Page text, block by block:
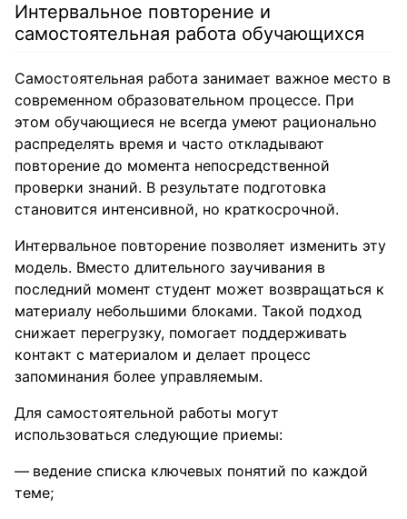
Интервальное повторение и
самостоятельная работа обучающихся
Самостоятельная работа занимает важное место в
современном образовательном процессе. При
этом обучающиеся не всегда умеют рационально
распределять время и часто откладывают
повторение до момента непосредственной
проверки знаний. В результате подготовка
становится интенсивной, но краткосрочной.
Интервальное повторение позволяет изменить эту
модель. Вместо длительного заучивания в
последний момент студент может возвращаться к
материалу небольшими блоками. Такой подход
снижает перегрузку, помогает поддерживать
контакт с материалом и делает процесс
запоминания более управляемым.
Для самостоятельной работы могут
использоваться следующие приемы:
ведение списка ключевых понятий по каждой
теме;